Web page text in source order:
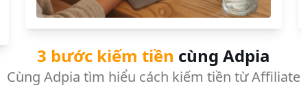
3 bước kiếm tiền cùng Adpia
Cùng Adpia tìm hiểu cách kiếm tiền từ Affiliate